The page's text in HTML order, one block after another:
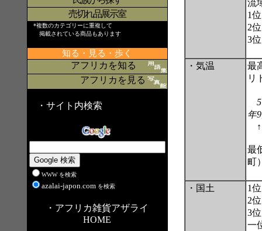
売切れ品展示室
*複数のカテゴリーに重複して
掲載されている商品もあります
知る・見る・歩く
アフリカを知る
アフリカを見る
・サイト内検索
WWW を検索
azalai-japon.com を検索
・アフリカ雑貨アザライ
HOME
流
1
2
3
・気温
最
リ
年
↑
最
町
・国土
1
2
3